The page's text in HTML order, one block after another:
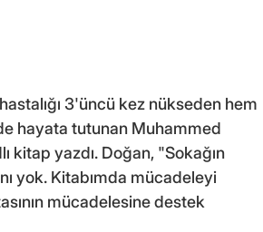
3'üncü kez nükseden hem
hayata tutunan Muhammed
kitap yazdı. Doğan, "Sokağın
yok. Kitabımda mücadeleyi
mücadelesine destek